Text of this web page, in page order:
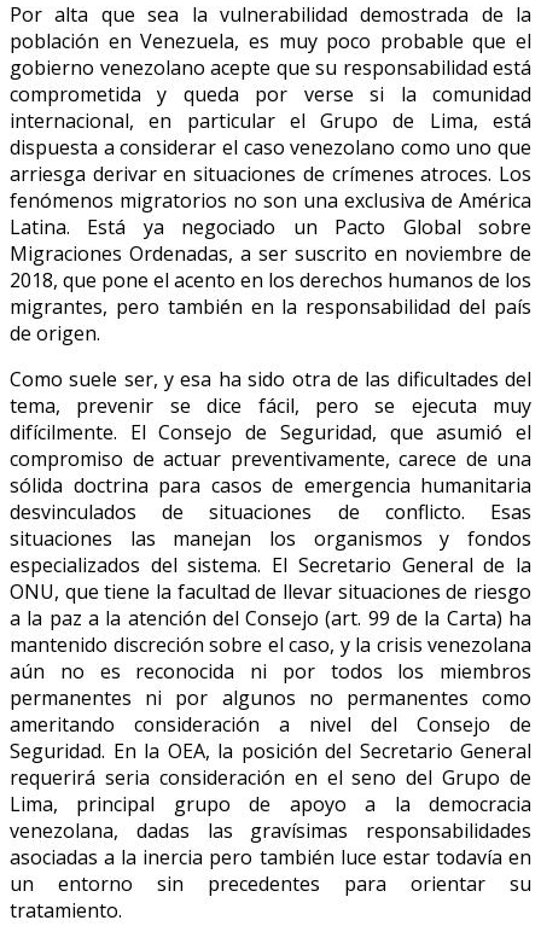
Por alta que sea la vulnerabilidad demostrada de la
población en Venezuela, es muy poco probable que el
gobierno venezolano acepte que su responsabilidad está
comprometida y queda por verse si la comunidad
internacional, en particular el Grupo de Lima, está
dispuesta a considerar el caso venezolano como uno que
arriesga derivar en situaciones de crímenes atroces. Los
fenómenos migratorios no son una exclusiva de América
Latina. Está ya negociado un Pacto Global sobre
Migraciones Ordenadas, a ser suscrito en noviembre de
2018, que pone el acento en los derechos humanos de los
migrantes, pero también en la responsabilidad del país
de origen.
Como suele ser, y esa ha sido otra de las dificultades del
tema, prevenir se dice fácil, pero se ejecuta muy
difícilmente. El Consejo de Seguridad, que asumió el
compromiso de actuar preventivamente, carece de una
sólida doctrina para casos de emergencia humanitaria
desvinculados de situaciones de conflicto. Esas
situaciones las manejan los organismos y fondos
especializados del sistema. El Secretario General de la
ONU, que tiene la facultad de llevar situaciones de riesgo
a la paz a la atención del Consejo (art. 99 de la Carta) ha
mantenido discreción sobre el caso, y la crisis venezolana
aún no es reconocida ni por todos los miembros
permanentes ni por algunos no permanentes como
ameritando consideración a nivel del Consejo de
Seguridad. En la OEA, la posición del Secretario General
requerirá seria consideración en el seno del Grupo de
Lima, principal grupo de apoyo a la democracia
venezolana, dadas las gravísimas responsabilidades
asociadas a la inercia pero también luce estar todavía en
un entorno sin precedentes para orientar su
tratamiento.